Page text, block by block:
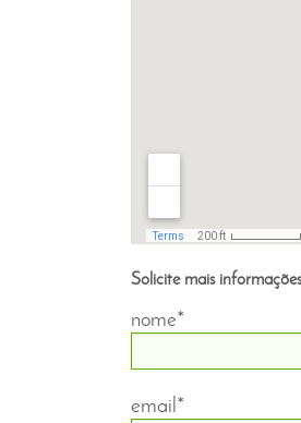
Solicite mais informações
nome*
email*